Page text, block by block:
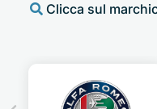
Clicca sul